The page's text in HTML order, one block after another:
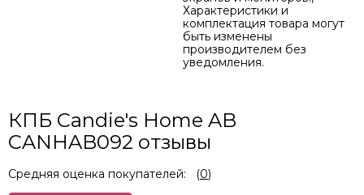
Характеристики и
комплектация товара могут
быть изменены
производителем без
уведомления.
КПБ Candie's Home AB
CANHAB092 отзывы
Средняя оценка покупателей: (0)